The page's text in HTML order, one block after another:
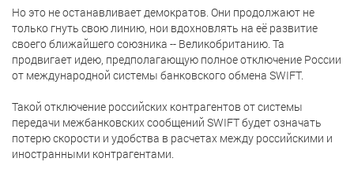
Но это не останавливает демократов. Они продолжают не
только гнуть свою линию, нои вдохновлять на её развитие
своего ближайшего союзника -- Великобританию. Та
продвигает идею, предполагающую полное отключение России
от международной системы банковского обмена SWIFT.
Такой отключение российских контрагентов от системы
передачи межбанковских сообщений SWIFT будет означать
потерю скорости и удобства в расчетах между российскими и
иностранными контрагентами.